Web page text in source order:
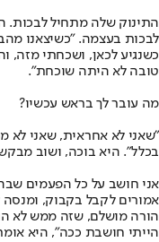
התינוק שלה מתחיל לבכות.
לבכות בעצמה. "כשיצאנו
כשנגיע לכאן, ושכחתי מזה,
טובה לא היתה שוכחת".
מה עובר לך בראש עכשיו?
"שאני לא אחראית, שאני לא
בכלל". היא בוכה, ושוב
אני חושב על כל הפעמים
אמורים לקבל בקבוק, ומנסה
הורה מושלם, שזה ממש לא
הייתי חושבת ככה", היא